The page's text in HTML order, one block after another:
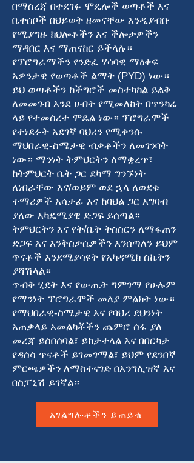
በማስረጃ በተደገፉ ሞዴሎች ወጣቶች እና
ቤተሰቦች በህይወት ዘመናቸው እንዲያብቡ
የሚያግዙ ክህሎቶችን እና ችሎታዎችን
ማዳበር እና ማጠናከር ይችላሉ።
የፕሮግራማችን የንድፈ ሃሳባዊ ማዕቀፍ
አዎንታዊ የወጣቶች ልማት (PYD) ነው።
ይህ ወጣቶችን ከችግሮች መስተካከል ይልቅ
ለመመገብ እንደ ሀብት የሚመለከት በጥንካሬ
ላይ የተመሰረተ ሞዴል ነው። ፕሮግራሞች
የተነደፉት አደገኛ ባህሪን የሚቀንሱ
ማህበራዊ-ስሜታዊ ብቃቶችን ለመገንባት
ነው። ማንነት ትምህርትን ለማቋረጥ፣
ከትምህርት ቤት ጋር ደካማ ግንኙነት
ለነበራቸው እና/ወይም ወደ ኋላ ለወደቁ
ተማሪዎች አሳታፊ እና ከባህል ጋር አግባብ
ያለው አካዴሚያዊ ድጋፍ ይሰጣል።
ትምህርትን እና የት/ቤት ትስስርን ለማፋጠን
ድጋፍ እና እንቅስቃሴዎችን እንሰጣለን ይህም
ጥናቶች እንደሚያሳዩት የአካዳሚክ ስኬትን
ያሻሽላል።
ጥብቅ ሂደት እና የውጤት ግምገማ የሁሉም
የማንነት ፕሮግራሞች መለያ ምልክት ነው።
የማህበራዊ-ስሜታዊ እና የባህሪ ደህንነት
አጠቃላይ አመልካቾችን ጨምሮ ሰፋ ያለ
መረጃ ይሰበሰባል፣ ይከታተላል እና በበርካታ
የዳሰሳ ጥናቶች ይገመገማል፣ ይህም የደንበኛ
ምርጫዎችን ለማስተናገድ በእንግሊዝኛ እና
በስፓኒሽ ይገኛል።
አገልግሎቶችን ይጠይቁ